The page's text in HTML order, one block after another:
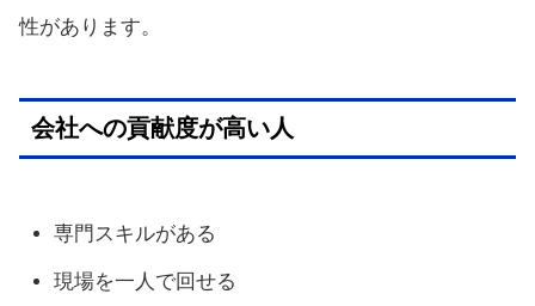
性があります。
会社への貢献度が高い人
専門スキルがある
現場を一人で回せる